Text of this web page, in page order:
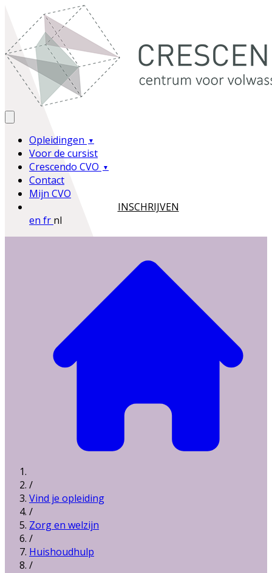
Opleidingen
Voor de cursist
Crescendo CVO
Contact
Mijn CVO
INSCHRIJVEN
en fr nl
/
Vind je opleiding
/
Zorg en welzijn
/
Huishoudhulp
/